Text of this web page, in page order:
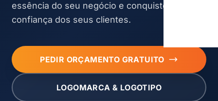
essência do seu negócio e conquiste a
confiança dos seus clientes.
PEDIR ORÇAMENTO GRATUITO
LOGOMARCA & LOGOTIPO